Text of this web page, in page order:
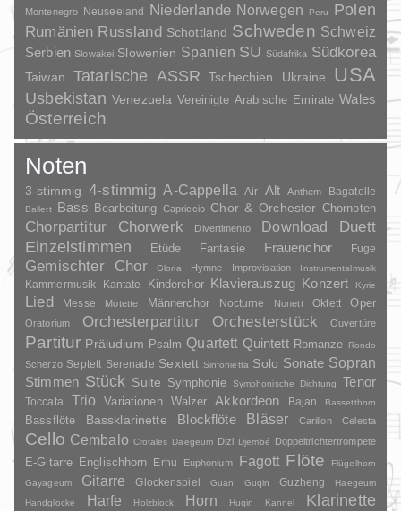
Montenegro Neuseeland Niederlande Norwegen Peru
Polen
Rumänien Russland Schottland Schweden Schweiz
Serbien Slowakei Slowenien Spanien SU Südafrika Südkorea
Taiwan Tatarische ASSR Tschechien Ukraine USA
Usbekistan Venezuela Vereinigte Arabische Emirate Wales
Österreich
Noten
3-stimmig 4-stimmig A-Cappella Air Alt Anthem Bagatelle
Ballett Bass Bearbeitung Capriccio Chor & Orchester Chornoten
Chorpartitur Chorwerk Divertimento Download
Duett
Einzelstimmen
Etüde Fantasie Frauenchor Fuge
Gemischter Chor Gloria Hymne Improvisation Instrumentalmusik
Kammermusik Kantate Kinderchor Klavierauszug Konzert Kyrie
Lied Messe Motette Männerchor Nocturne Nonett Oktett Oper
Oratorium Orchesterpartitur Orchesterstück Ouvertüre
Partitur Präludium Psalm Quartett Quintett Romanze Rondo
Scherzo Septett Serenade Sextett Sinfonietta Solo Sonate Sopran
Stimmen Stück Suite Symphonie Symphonische Dichtung Tenor
Toccata Trio Variationen Walzer Akkordeon Bajan Bassetthorn
Bassflöte Bassklarinette Blockflöte Bläser Carillon Celesta
Cello Cembalo Crotales Daegeum Dizi Djembé Doppeltrichtertrompete
E-Gitarre Englischhorn Erhu Euphonium Fagott Flöte
Flügelhorn
Gayageum
Gitarre Glockenspiel Guan Guqin Guzheng
Haegeum
Handglocke
Harfe Holzblock Horn Huqin Kannel Klarinette